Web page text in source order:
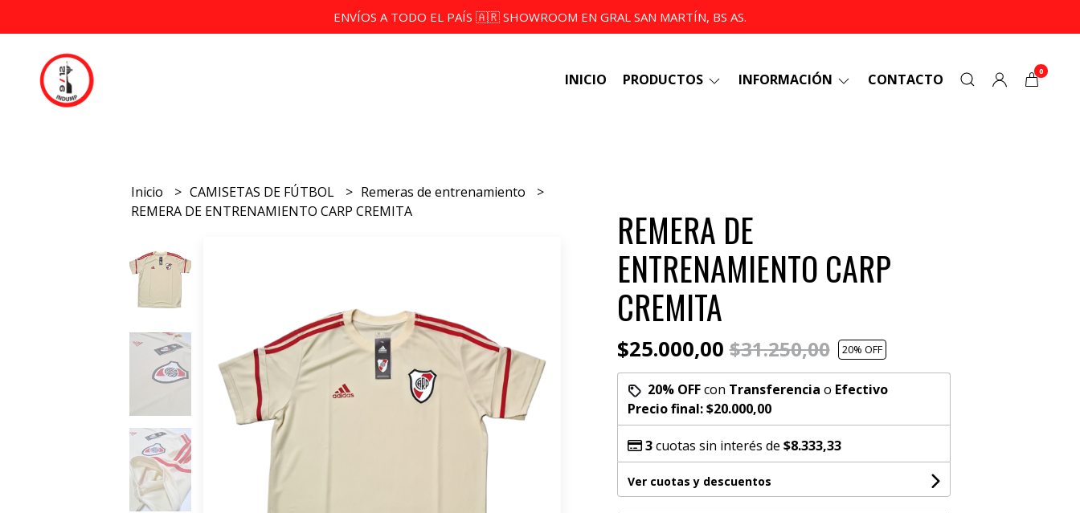
ENVÍOS A TODO EL PAÍS 🇦🇷 SHOWROOM EN GRAL SAN MARTÍN, BS AS.
INICIO PRODUCTOS INFORMACIÓN CONTACTO 0
Inicio CAMISETAS DE FÚTBOL
Remeras de entrenamiento
REMERA DE ENTRENAMIENTO CARP CREMITA
REMERA DE
ENTRENAMIENTO CARP
CREMITA
$25.000,00$31.250,00 20% OFF
20% OFFcon Transferencia o Efectivo
Precio final:$20.000,00
3cuotas sin interés de $8.333,33
Ver cuotas y descuentos